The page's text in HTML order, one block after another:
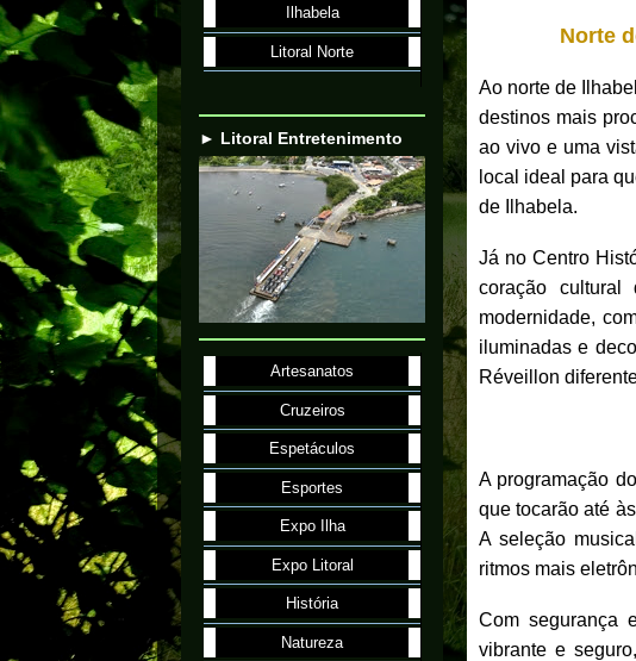
Norte
Ao norte de
destinos mais
ao vivo e uma
local ideal para
de Ilhabela.
Já no Centro
coração
modernidade,
iluminadas e
Réveillon
A programação
que tocarão até
A seleção
ritmos mais
Com segurança
vibrante e
Ilhabela
Litoral Norte
► Litoral Entretenimento
Artesanatos
Cruzeiros
Espetáculos
Esportes
Expo Ilha
Expo Litoral
História
Natureza